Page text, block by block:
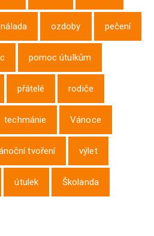
nálada ozdoby pečení
pomoc útulkům
přátelé rodiče
techmánie Vánoce
tvoření výlet
útulek Školanda